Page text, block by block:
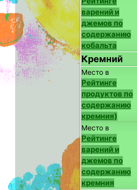
варений и
джемов по
содержанию
кобальта
Кремний
Место в
Рейтинге
продуктов по
содержанию
кремния)
Место в
Рейтинге
варений и
джемов по
содержанию
кремния